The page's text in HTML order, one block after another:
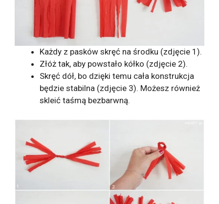
Każdy z pasków skręć na środku (zdjęcie 1).
Złóż tak, aby powstało kółko (zdjęcie 2).
Skręć dół, bo dzięki temu cała konstrukcja
będzie stabilna (zdjęcie 3). Możesz również
skleić taśmą bezbarwną.